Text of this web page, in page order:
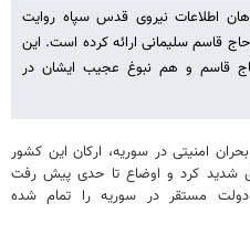
اطلاعات نیروی قدس سپاه روایت
با حاج قاسم سلیمانی ارائه کرده است. این
قاسم و هم نبوغ عجیب ایشان در
دهه ۹۰ شمسی، بحران امنیتی در سوریه، ارکان این کشور
کرد و اوضاع تا حدی پیش رفت
مستقر در سوریه را تمام شده